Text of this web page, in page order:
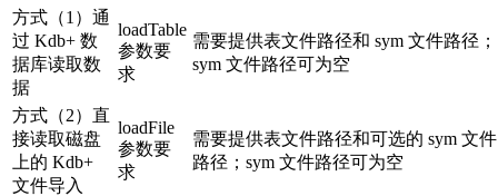
方式（1）通
过 Kdb+ 数
据库读取数
据
loadTable
参数要
求
需要提供表文件路径和 sym 文件路径；
sym 文件路径可为空
方式（2）直
接读取磁盘
上的 Kdb+
文件导入
loadFile
参数要
求
需要提供表文件路径和可选的 sym 文件
路径；sym 文件路径可为空